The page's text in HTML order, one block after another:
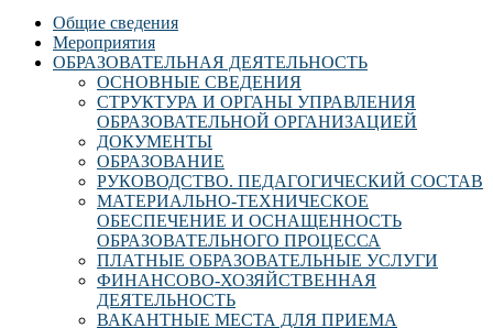
Общие сведения
Мероприятия
ОБРАЗОВАТЕЛЬНАЯ ДЕЯТЕЛЬНОСТЬ
ОСНОВНЫЕ СВЕДЕНИЯ
СТРУКТУРА И ОРГАНЫ УПРАВЛЕНИЯ
ОБРАЗОВАТЕЛЬНОЙ ОРГАНИЗАЦИЕЙ
ДОКУМЕНТЫ
ОБРАЗОВАНИЕ
РУКОВОДСТВО. ПЕДАГОГИЧЕСКИЙ СОСТАВ
МАТЕРИАЛЬНО-ТЕХНИЧЕСКОЕ
ОБЕСПЕЧЕНИЕ И ОСНАЩЕННОСТЬ
ОБРАЗОВАТЕЛЬНОГО ПРОЦЕССА
ПЛАТНЫЕ ОБРАЗОВАТЕЛЬНЫЕ УСЛУГИ
ФИНАНСОВО-ХОЗЯЙСТВЕННАЯ
ДЕЯТЕЛЬНОСТЬ
ВАКАНТНЫЕ МЕСТА ДЛЯ ПРИЕМА